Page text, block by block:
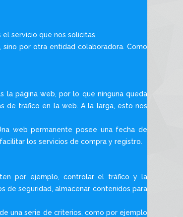
servicio que nos solicitas.
por otra entidad colaboradora. Como
la página web, por lo que ninguna queda
de tráfico en la web. A la larga, esto nos
web permanente posee una fecha de
los servicios de compra y registro.
por ejemplo, controlar el tráfico y la
de seguridad, almacenar contenidos para
una serie de criterios, como por ejemplo